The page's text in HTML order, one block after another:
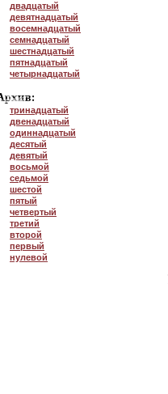
двадцатый
девятнадцатый
восемнадцатый
семнадцатый
шестнадцатый
пятнадцатый
четырнадцатый
тринадцатый
двенадцатый
одиннадцатый
десятый
девятый
восьмой
седьмой
шестой
пятый
четвертый
третий
второй
первый
нулевой